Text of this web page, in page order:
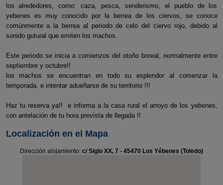
los alrededores, como: caza, pesca, senderismo, el pueblo de los
yebenes es muy conocido por la berrea de los ciervos, se conoce
comúnmente a la berrea al periodo de celo del ciervo rojo, debido al
sonido gutural que emiten los machos.
Este periodo se inicia a comienzos del otoño boreal, normalmente entre
septiembre y octubre!!
los machos se encuentran en todo su esplendor al comenzar la
temporada, e intentar adueñarse de su territorio !!!
Haz tu reserva ya!! e informa a la casa rural el arroyo de los yebenes,
con antelación de tu hora prevista de llegada !!
Localización en el Mapa
Dirección alojamiento: c/ Siglo XX, 7 - 45470 Los Yébenes (Toledo)